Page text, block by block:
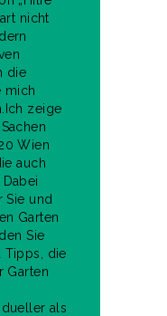
nicht
die
mich
zeige
Wien
auch
Sie und
Garten
Sie
Tipps, die
Garten
als